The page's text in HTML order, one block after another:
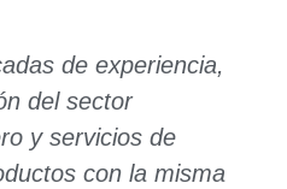
de experiencia,
del sector
y servicios de
con la misma